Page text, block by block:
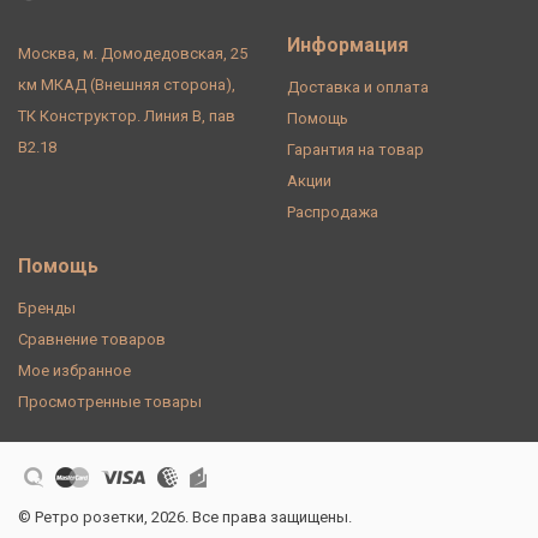
Москва, м. Домодедовская, 25
км МКАД (Внешняя сторона),
ТК Конструктор. Линия В, пав
В2.18
Информация
Доставка и оплата
Помощь
Гарантия на товар
Акции
Распродажа
Помощь
Бренды
Сравнение товаров
Мое избранное
Просмотренные товары
© Ретро розетки, 2026. Все права защищены.